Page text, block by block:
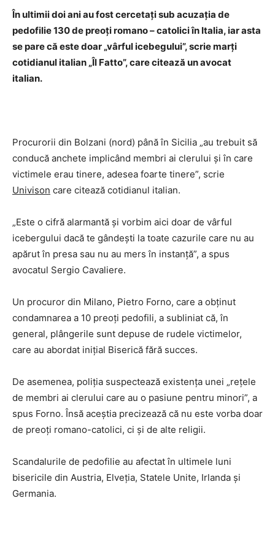
În ultimii doi ani au fost cercetaţi sub acuzaţia de
pedofilie 130 de preoţi romano – catolici în Italia, iar asta
se pare că este doar „vârful icebegului”, scrie marţi
cotidianul italian „Îl Fatto”, care citează un avocat
italian.
Procurorii din Bolzani (nord) până în Sicilia „au trebuit să
conducă anchete implicând membri ai clerului şi în care
victimele erau tinere, adesea foarte tinere”, scrie
Univison care citează cotidianul italian.
„Este o cifră alarmantă şi vorbim aici doar de vârful
icebergului dacă te gândeşti la toate cazurile care nu au
apărut în presa sau nu au mers în instanţă”, a spus
avocatul Sergio Cavaliere.
Un procuror din Milano, Pietro Forno, care a obţinut
condamnarea a 10 preoţi pedofili, a subliniat că, în
general, plângerile sunt depuse de rudele victimelor,
care au abordat iniţial Biserică fără succes.
De asemenea, poliţia suspectează existenţa unei „reţele
de membri ai clerului care au o pasiune pentru minori”, a
spus Forno. Însă aceştia precizează că nu este vorba doar
de preoţi romano-catolici, ci şi de alte religii.
Scandalurile de pedofilie au afectat în ultimele luni
bisericile din Austria, Elveţia, Statele Unite, Irlanda şi
Germania.